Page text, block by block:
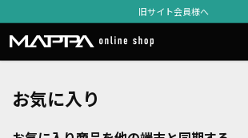
旧サイト会員様へ
お気に入り